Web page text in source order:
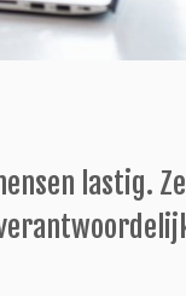
lastig.